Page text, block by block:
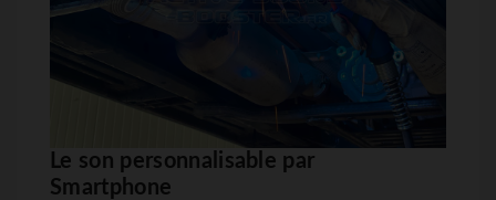
Le son personnalisable par
Smartphone